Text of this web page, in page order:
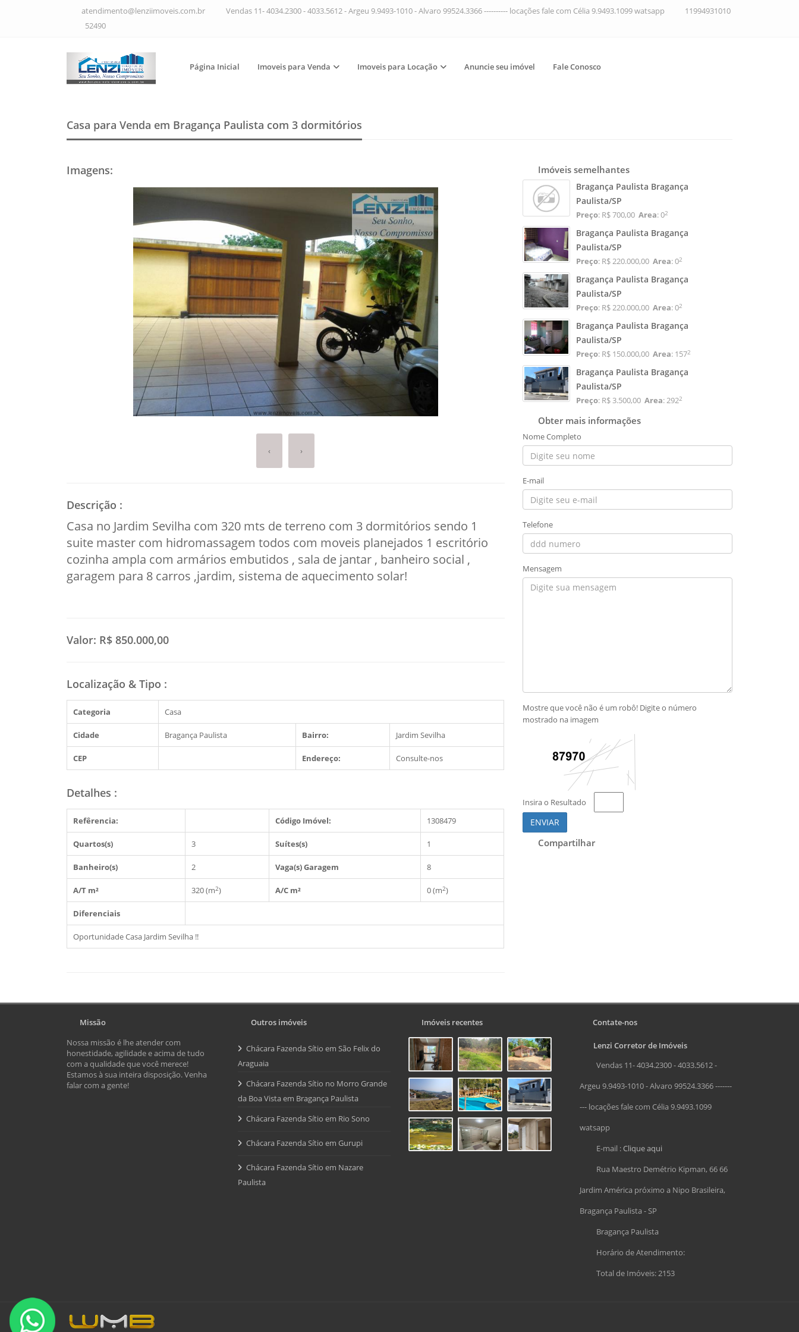
atendimento@lenziimoveis.com.br Vendas 11- 4034.2300 - 4033.5612 - Argeu 9.9493-1010 - Alvaro 99524.3366 ---------- locações fale com Célia 9.9493.1099 watsapp
11994931010
52490
Página Inicial Imoveis para Venda Imoveis para Locação Anuncie seu imóvel Fale Conosco
Casa para Venda em Bragança Paulista com 3 dormitórios
Imagens:
‹ ›
Descrição :
Casa no Jardim Sevilha com 320 mts de terreno com 3 dormitórios sendo 1
suite master com hidromassagem todos com moveis planejados 1 escritório
cozinha ampla com armários embutidos , sala de jantar , banheiro social ,
garagem para 8 carros ,jardim, sistema de aquecimento solar!
Valor: R$ 850.000,00
Localização & Tipo :
Categoria Casa
Cidade Bragança Paulista Bairro: Jardim Sevilha
CEP Endereço: Consulte-nos
Detalhes :
Refêrencia: Código Imóvel: 1308479
Quartos(s) 3 Suítes(s) 1
Banheiro(s) 2 Vaga(s) Garagem 8
A/T m² 320 (m2) A/C m² 0 (m2)
Diferenciais
Oportunidade Casa Jardim Sevilha !!
Imóveis semelhantes
Bragança Paulista Bragança
Paulista/SP
Preço: R$ 700,00 Area: 02
Bragança Paulista Bragança
Paulista/SP
Preço: R$ 220.000,00 Area: 02
Bragança Paulista Bragança
Paulista/SP
Preço: R$ 220.000,00 Area: 02
Bragança Paulista Bragança
Paulista/SP
Preço: R$ 150.000,00 Area: 1572
Bragança Paulista Bragança
Paulista/SP
Preço: R$ 3.500,00 Area: 2922
Obter mais informações
Nome Completo
E-mail
Telefone
Mensagem
Mostre que você não é um robô! Digite o número
mostrado na imagem
Insira o Resultado
ENVIAR
Compartilhar
Missão
Nossa missão é lhe atender com
honestidade, agilidade e acima de tudo
com a qualidade que você merece!
Estamos à sua inteira disposição. Venha
falar com a gente!
Outros imóveis
Chácara Fazenda Sítio em São Felix do
Araguaia
Chácara Fazenda Sítio no Morro Grande
da Boa Vista em Bragança Paulista
Chácara Fazenda Sítio em Rio Sono
Chácara Fazenda Sítio em Gurupi
Chácara Fazenda Sítio em Nazare
Paulista
Imóveis recentes Contate-nos
Lenzi Corretor de Imóveis
Vendas 11- 4034.2300 - 4033.5612 -
Argeu 9.9493-1010 - Alvaro 99524.3366 -------
--- locações fale com Célia 9.9493.1099
watsapp
E-mail :Clique aqui
Rua Maestro Demétrio Kipman, 66 66
Jardim América próximo a Nipo Brasileira,
Bragança Paulista - SP
Bragança Paulista
Horário de Atendimento:
Total de Imóveis: 2153